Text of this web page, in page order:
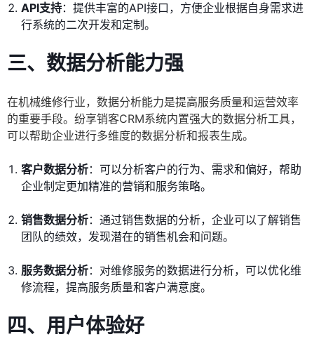
API支持：提供丰富的API接口，方便企业根据自身需求进
行系统的二次开发和定制。
三、数据分析能力强
在机械维修行业，数据分析能力是提高服务质量和运营效率
的重要手段。纷享销客CRM系统内置强大的数据分析工具，
可以帮助企业进行多维度的数据分析和报表生成。
客户数据分析：可以分析客户的行为、需求和偏好，帮助
企业制定更加精准的营销和服务策略。
销售数据分析：通过销售数据的分析，企业可以了解销售
团队的绩效，发现潜在的销售机会和问题。
服务数据分析：对维修服务的数据进行分析，可以优化维
修流程，提高服务质量和客户满意度。
四、用户体验好